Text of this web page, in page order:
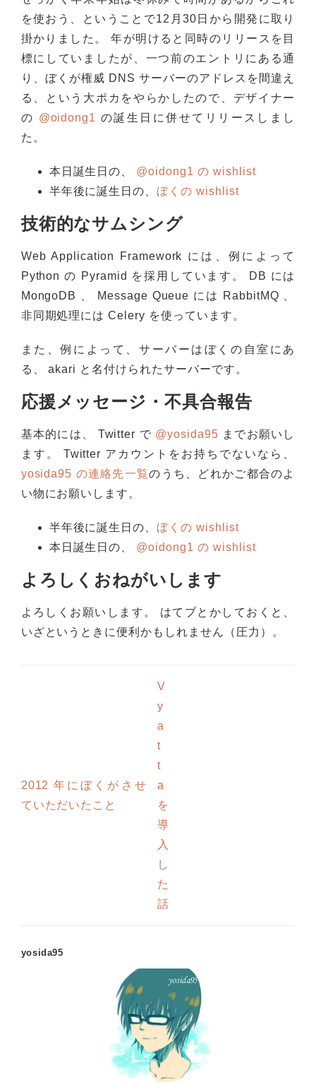
を使おう、ということで12月30日から開発に取り
掛かりました。 年が明けると同時のリリースを目
標にしていましたが、一つ前のエントリにある通
り、ぼくが権威 DNS サーバーのアドレスを間違え
る、という大ポカをやらかしたので、デザイナー
の @oidong1 の誕生日に併せてリリースしまし
た。
本日誕生日の、 @oidong1 の wishlist
半年後に誕生日の、ぼくの wishlist
技術的なサムシング
Web Application Framework には、例によって
Python の Pyramid を採用しています。 DB には
MongoDB 、 Message Queue には RabbitMQ 、
非同期処理には Celery を使っています。
また、例によって、サーバーはぼくの自室にあ
る、 akari と名付けられたサーバーです。
応援メッセージ・不具合報告
基本的には、 Twitter で @yosida95 までお願いし
ます。 Twitter アカウントをお持ちでないなら、
yosida95 の連絡先一覧のうち、どれかご都合のよ
い物にお願いします。
半年後に誕生日の、ぼくの wishlist
本日誕生日の、 @oidong1 の wishlist
よろしくおねがいします
よろしくお願いします。 はてブとかしておくと、
いざというときに便利かもしれません（圧力）。
2012 年にぼくがさせ
ていただいたこと
V
y
a
t
t
a
を
導
入
し
た
話
yosida95